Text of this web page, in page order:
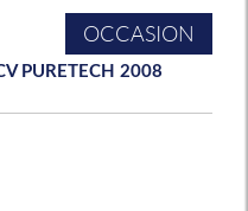
OCCASION
PURETECH 2008